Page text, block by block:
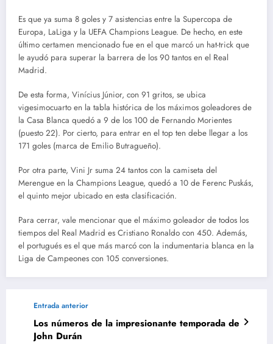
Es que ya suma 8 goles y 7 asistencias entre la Supercopa de
Europa, LaLiga y la UEFA Champions League. De hecho, en este
último certamen mencionado fue en el que marcó un hat-trick que
le ayudó para superar la barrera de los 90 tantos en el Real
Madrid.
De esta forma, Vinícius Júnior, con 91 gritos, se ubica
vigesimocuarto en la tabla histórica de los máximos goleadores de
la Casa Blanca quedó a 9 de los 100 de Fernando Morientes
(puesto 22). Por cierto, para entrar en el top ten debe llegar a los
171 goles (marca de Emilio Butragueño).
Por otra parte, Vini Jr suma 24 tantos con la camiseta del
Merengue en la Champions League, quedó a 10 de Ferenc Puskás,
el quinto mejor ubicado en esta clasificación.
Para cerrar, vale mencionar que el máximo goleador de todos los
tiempos del Real Madrid es Cristiano Ronaldo con 450. Además,
el portugués es el que más marcó con la indumentaria blanca en la
Liga de Campeones con 105 conversiones.
Entrada anterior
Los números de la impresionante temporada de
John Durán